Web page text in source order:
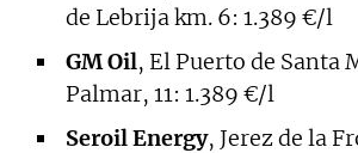
de Lebrija km. 6: 1.389 €/l
GM Oil, El Puerto de Santa
Palmar, 11: 1.389 €/l
Seroil Energy, Jerez de la